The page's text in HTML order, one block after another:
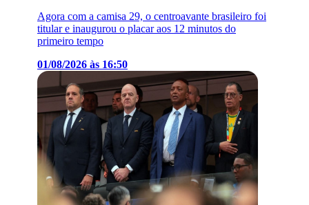
Agora com a camisa 29, o centroavante brasileiro foi
titular e inaugurou o placar aos 12 minutos do
primeiro tempo
01/08/2026 às 16:50